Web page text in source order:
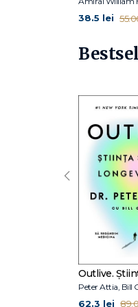
38.5 lei
Peter Attia, Bill
62.3 lei
‹